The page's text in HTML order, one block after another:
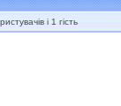
і 1 гість